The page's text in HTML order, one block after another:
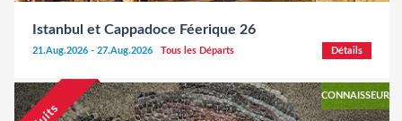
Istanbul et Cappadoce Féerique 26
21.Aug.2026 - 27.Aug.2026 Tous les Départs Détails
CONNAISSEUR